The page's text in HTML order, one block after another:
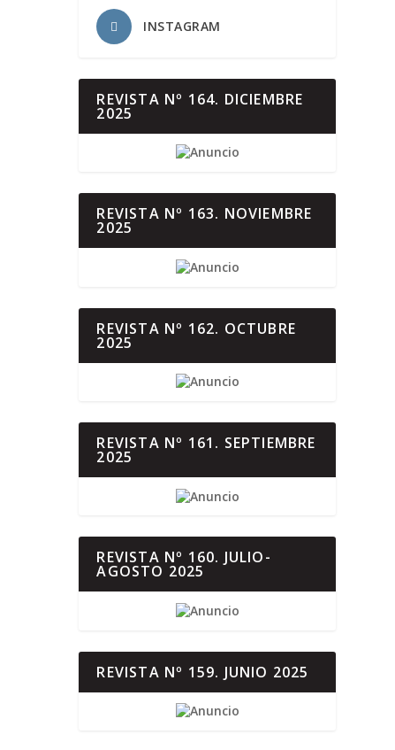
INSTAGRAM
REVISTA Nº 164. DICIEMBRE
2025
REVISTA Nº 163. NOVIEMBRE
2025
REVISTA Nº 162. OCTUBRE
2025
REVISTA Nº 161. SEPTIEMBRE
2025
REVISTA Nº 160. JULIO-
AGOSTO 2025
REVISTA Nº 159. JUNIO 2025